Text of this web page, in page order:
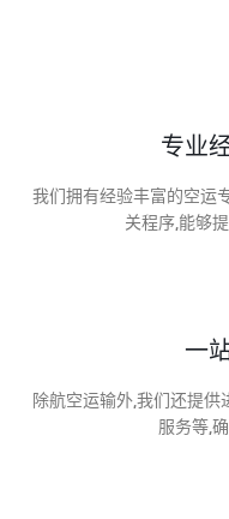
专业
我们拥有经验丰富的空运
关程序,能够
一
除航空运输外,我们还提
服务等,